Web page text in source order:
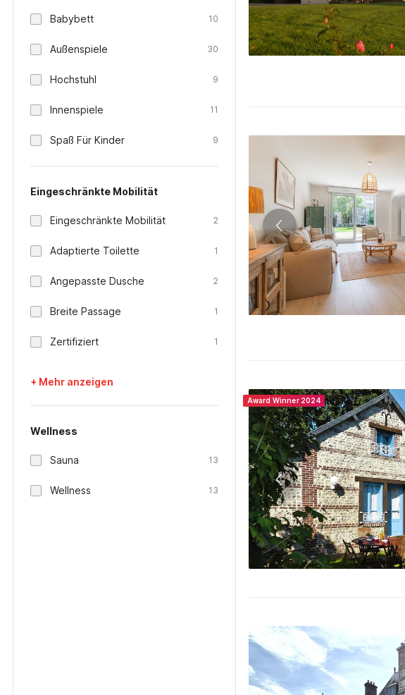
Babybett 10
Außenspiele 30
Hochstuhl 9
Innenspiele 11
Spaß Für Kinder 9
Eingeschränkte Mobilität
Eingeschränkte Mobilität 2
Adaptierte Toilette 1
Angepasste Dusche 2
Breite Passage 1
Zertifiziert 1
+ Mehr anzeigen
Wellness
Sauna 13
Wellness 13
Award Winner 2024